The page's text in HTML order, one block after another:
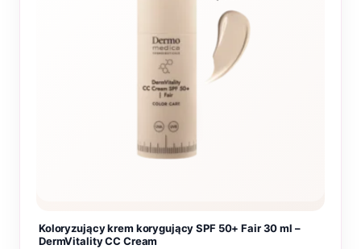
Koloryzujący krem korygujący SPF 50+ Fair 30 ml –
DermVitality CC Cream